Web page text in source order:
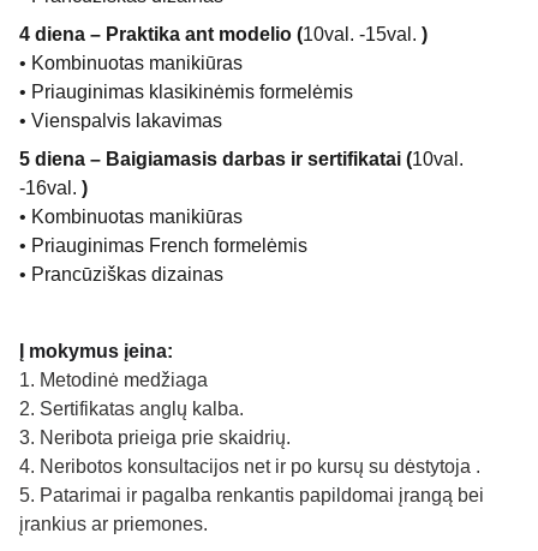
4 diena – Praktika ant modelio (10val. -15val. )
• Kombinuotas manikiūras
• Priauginimas klasikinėmis formelėmis
• Vienspalvis lakavimas
5 diena – Baigiamasis darbas ir sertifikatai (10val.
-16val. )
• Kombinuotas manikiūras
• Priauginimas French formelėmis
• Prancūziškas dizainas
Į mokymus įeina:
1. Metodinė medžiaga
2. Sertifikatas anglų kalba.
3. Neribota prieiga prie skaidrių.
4. Neribotos konsultacijos net ir po kursų su dėstytoja .
5. Patarimai ir pagalba renkantis papildomai įrangą bei
įrankius ar priemones.